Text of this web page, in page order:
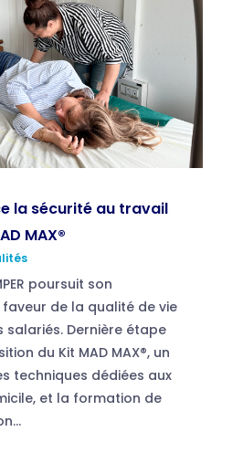
la sécurité au travail
MAX®
poursuit son
de la qualité de vie
salariés. Dernière étape
du Kit MAD MAX®, un
techniques dédiées aux
et la formation de